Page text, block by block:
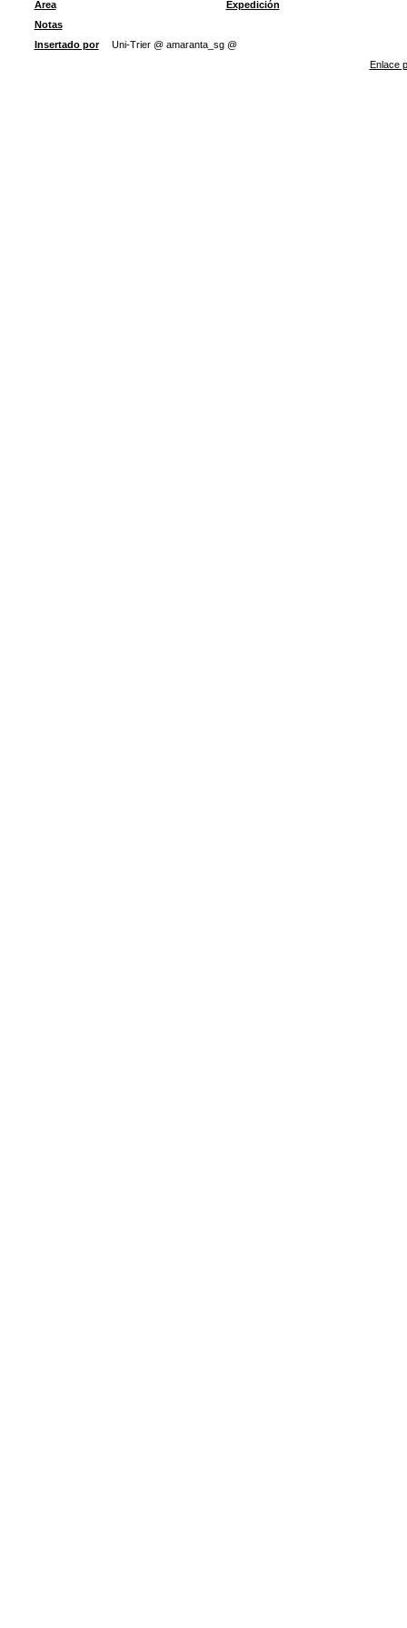
Área
Expedición
Notas
Insertado por
Uni-Trier @ amaranta_sg @
Enlace